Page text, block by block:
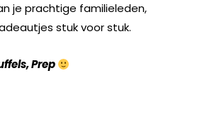
je prachtige familieleden,
stuk voor stuk.
Prep